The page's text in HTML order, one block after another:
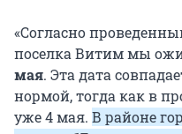
«Согласно
поселка Витим мы
мая. Эта дата
нормой, тогда как в
уже 4 мая. В районе